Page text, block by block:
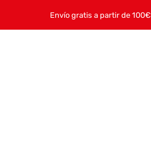
Envío gratis a partir de 100€